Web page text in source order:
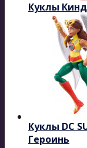
Куклы
Куклы DC
Героинь